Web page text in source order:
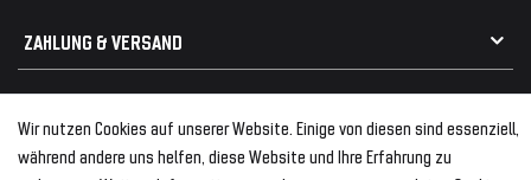
Wir nutzen Cookies auf unserer Website. Einige von diesen sind essenziell,
während andere uns helfen, diese Website und Ihre Erfahrung zu
Kühlergrill
Rückleuchten
ZAHLUNG & VERSAND
Zahlungsanbieter
Versand & Zahlung
WELTWEITER VERSAND
© 2026 Tuning Fanatics Powered by